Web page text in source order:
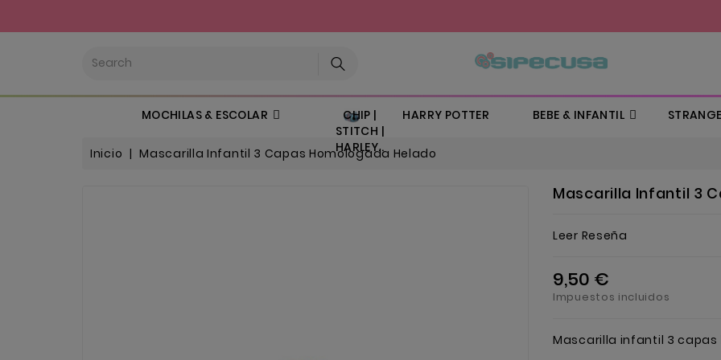
MOCHILAS & ESCOLAR
CHIP |
STITCH |
HARLEY..
HARRY POTTER BEBE & INFANTIL
Inicio Mascarilla Infantil 3 Capas Homologada Helado
Mascarilla Infantil 3
Leer Reseña
9,50 €
Impuestos incluidos
Mascarilla infantil 3